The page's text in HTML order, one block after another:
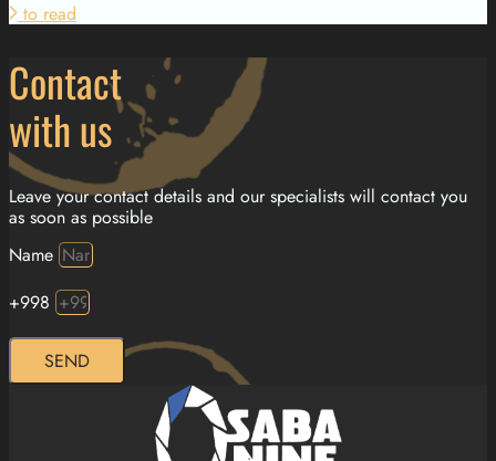
to read
Contact
with us
Leave your contact details and our specialists will contact you
as soon as possible
Name
+998
SEND